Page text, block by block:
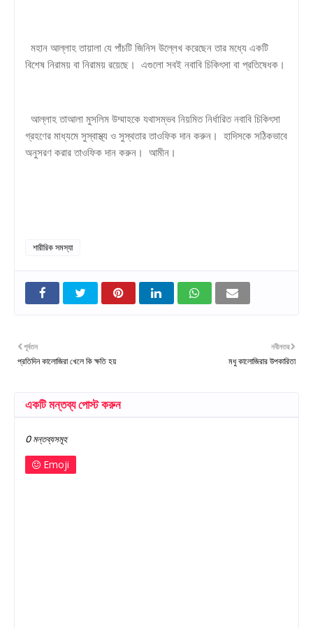
মহান আল্লাহ তায়ালা যে পাঁচটি জিনিস উল্লেখ করেছেন তার মধ্যে একটি
বিশেষ নিরাময় বা নিরাময় রয়েছে। এগুলো সবই নবাবি চিকিৎসা বা প্রতিষেধক।
আল্লাহ তাআলা মুসলিম উম্মাহকে যথাসম্ভব নিয়মিত নির্ধারিত নবাবি চিকিৎসা
গ্রহণের মাধ্যমে সুস্বাস্থ্য ও সুস্থতার তাওফিক দান করুন। হাদিসকে সঠিকভাবে
অনুসরণ করার তাওফিক দান করুন। আমীন।
শারীরিক সমস্যা
নবীনতর
মধু কালোজিরার উপকারিতা
পূর্বতন
প্রতিদিন কালোজিরা খেলে কি ক্ষতি হয়
একটি মন্তব্য পোস্ট করুন
0 মন্তব্যসমূহ
Emoji